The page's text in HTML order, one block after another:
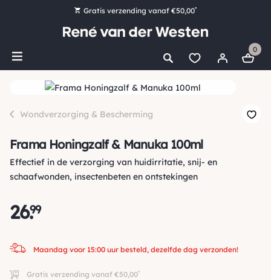
Gratis verzending vanaf €50,00*
Bestel nu, betaal later met Klarna
Ruim 16.000 artikelen op voorraad
0
Wondverzorging & Bescherming
Frama Honingzalf & Manuka 100ml
Effectief in de verzorging van huidirritatie, snij- en
schaafwonden, insectenbeten en ontstekingen
26.
99
Maandag voor 15:00 uur besteld, dezelfde dag verzonden!
Gratis verzending vanaf €50,00*